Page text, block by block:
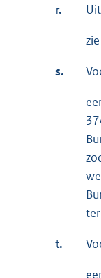
r.
s.
t.